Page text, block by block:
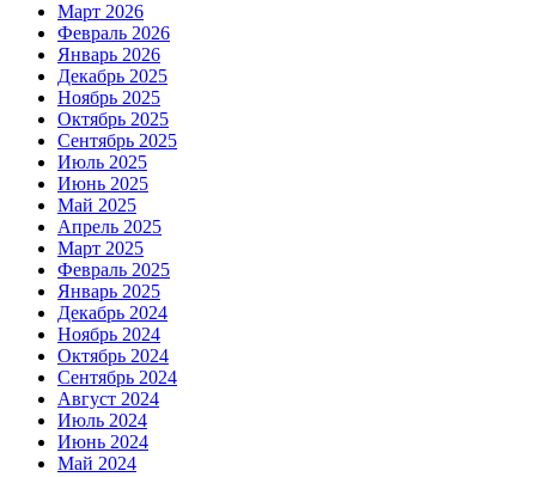
Март 2026
Февраль 2026
Январь 2026
Декабрь 2025
Ноябрь 2025
Октябрь 2025
Сентябрь 2025
Июль 2025
Июнь 2025
Май 2025
Апрель 2025
Март 2025
Февраль 2025
Январь 2025
Декабрь 2024
Ноябрь 2024
Октябрь 2024
Сентябрь 2024
Август 2024
Июль 2024
Июнь 2024
Май 2024